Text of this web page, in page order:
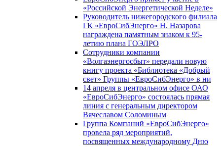
«Российской Энергетической Неделе»
Руководитель нижегородского филиала
ГК «ЕвроСибЭнерго» Н. Назарова
награждена памятным знаком к 95-
летию плана ГОЭЛРО
Сотрудники компании
«Волгаэнергосбыт» передали новую
книгу проекта «Библиотека «Добрый
свет» Группы «ЕвроСибЭнерго» в ни
14 апреля в центральном офисе ОАО
«ЕвроСибЭнерго» состоялась прямая
линия с генеральным директором
Вячеславом Соломиным
Группа Компаний «ЕвроСибЭнерго»
провела ряд мероприятий,
посвященных международному Дню